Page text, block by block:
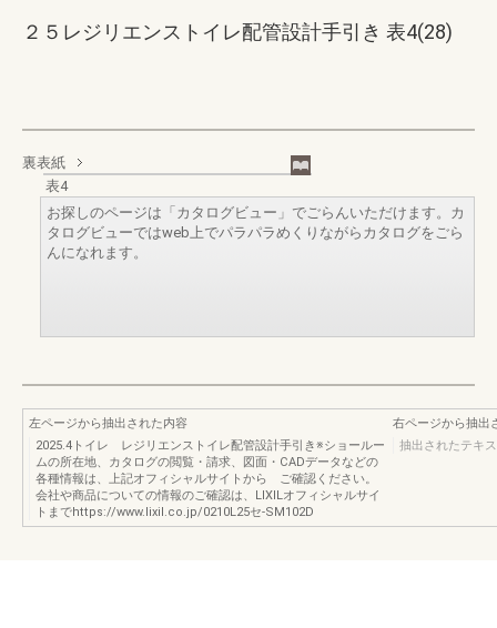
２５レジリエンストイレ配管設計手引き 表4(28)
裏表紙
表4
お探しのページは「カタログビュー」でごらんいただけます。カ
タログビューではweb上でパラパラめくりながらカタログをごら
んになれます。
左ページから抽出された内容
2025.4トイレ レジリエンストイレ配管設計手引き※ショールー
ムの所在地、カタログの閲覧・請求、図面・CADデータなどの
各種情報は、上記オフィシャルサイトから ご確認ください。
会社や商品についての情報のご確認は、LIXILオフィシャルサイ
トまでhttps://www.lixil.co.jp/0210L25セ-SM102D
右ページから抽出
抽出されたテキ